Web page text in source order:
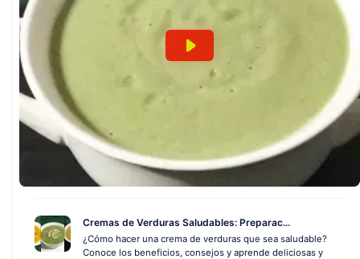
Cremas de Verduras Saludables: Preparac...
¿Cómo hacer una crema de verduras que sea saludable?
Conoce los beneficios, consejos y aprende deliciosas y